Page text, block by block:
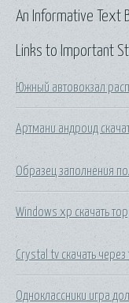
Links to Important
Южный автовокзал
Артмани андроид
Образец заполнения
Windows xp скачать
Crystal tv скачать через
Одноклассники игра
An Informative Text